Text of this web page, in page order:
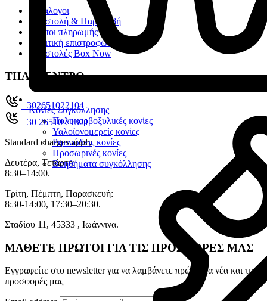
Κονίες Συγκόλλησης
Πολυκαρβοξυλικές κονίες
Υαλοϊονομερείς κονίες
Ρητινώδεις κονίες
Προσωρινές κονίες
Βοηθήματα συγκόλλησης
Κατάλογοι
Αποστολή & Παραλαβή
Τρόποι πληρωμής
Πολιτική επιστροφών
Αποστολές Box Now
ΤΗΛ. ΚΕΝΤΡΟ
+302651022104
+30 26510 71321
Standard charges apply
Δευτέρα, Τετάρτη:
8:30–14:00.
Τρίτη, Πέμπτη, Παρασκευή:
8:30-14:00, 17:30–20:30.
Σταδίου 11, 45333 , Ιωάννινα.
ΜΑΘΕΤΕ ΠΡΩΤΟΙ ΓΙΑ ΤΙΣ ΠΡΟΣΦΟΡΕΣ ΜΑΣ
Εγγραφείτε στο newsletter για να λαμβάνετε πρώτοι τα νέα και τις
προσφορές μας